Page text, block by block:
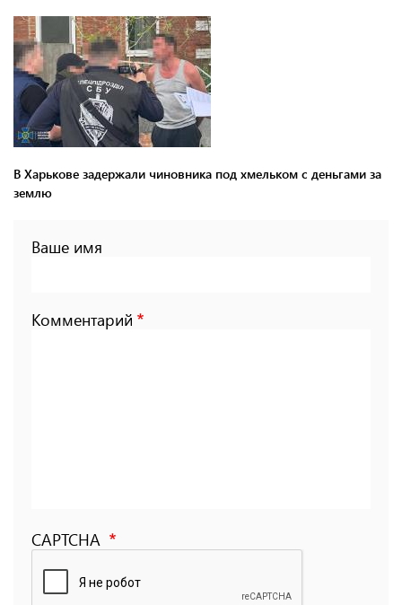
В Харькове задержали чиновника под хмельком с деньгами за
землю
Ваше имя
Комментарий
CAPTCHA